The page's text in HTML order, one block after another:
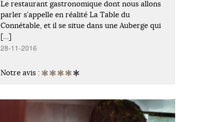
Le restaurant gastronomique dont nous allons
parler s’appelle en réalité La Table du
Connétable, et il se situe dans une Auberge qui
[…]
28-11-2016
Notre avis :